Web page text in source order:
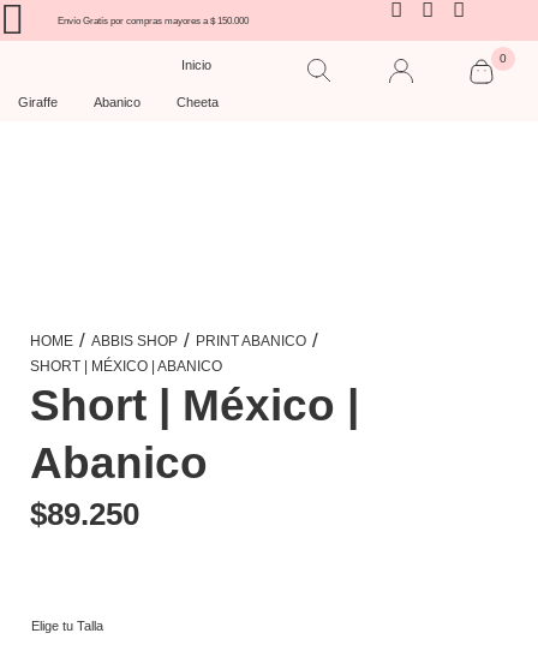
Envío Gratís por compras mayores a $ 150.000
Inicio
Giraffe Abanico Cheeta
0
HOME / ABBIS SHOP / PRINT ABANICO /
SHORT | MÉXICO | ABANICO
Short | México |
Abanico
$89.250
Elige tu Talla